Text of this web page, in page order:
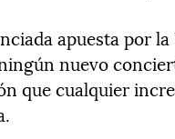
apuesta por
nuevo
que cualquier